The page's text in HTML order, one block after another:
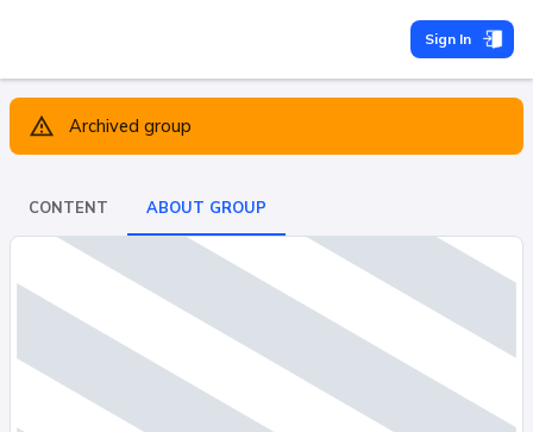
Sign In
Archived group
CONTENT ABOUT GROUP